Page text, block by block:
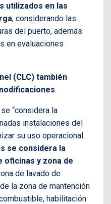
utilizados en las
, considerando las
del puerto, además
en evaluaciones
(CLC) también
.
“considera la
instalaciones del
su uso operacional.
se considera la
oficinas y zona de
de lavado de
la zona de mantención
habilitación